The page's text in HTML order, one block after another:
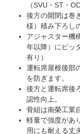
（SVU・ST・
後方の開閉は巻
様）積み下ろし
アジャスター機
年以降）にピッ
有り）
運転席屋根後部
を防ぎます。
後方と運転席後
認性向上。
骨組は南榮工業
軽量で強度があ
用にも耐える丈